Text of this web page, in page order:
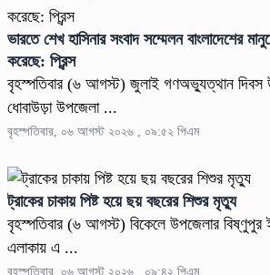
ভারতে শেখ হাসিনার সংবাদ সম্মেলন বাংলাদেশের
করেছে: প্রিন্স
বৃহস্পতিবার (৬ আগস্ট) জুলাই গণঅভ্যুত্থান দিবস
ধোবাউড়া উপজেলা ...
বৃহস্পতিবার, ০৬ আগস্ট ২০২৬ , ০৯:৫২ পিএম
ট্রাকের চাকায় পিষ্ট হয়ে ছয় বছরের শিশুর মৃত্যু
বৃহস্পতিবার (৬ আগস্ট) বিকেলে উপজেলার বিষ্ণুপুর
এলাকায় এ ...
বৃহস্পতিবার, ০৬ আগস্ট ২০২৬ , ০৯:৪২ পিএম